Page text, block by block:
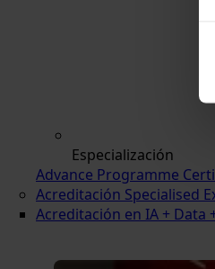
Especialización
Advance Programme
Acreditación Specialised
Acreditación en IA + Data